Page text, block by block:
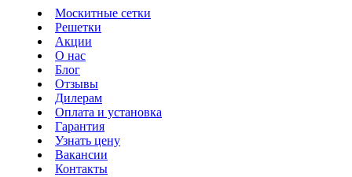
Москитные сетки
Решетки
Акции
О нас
Блог
Отзывы
Дилерам
Оплата и установка
Гарантия
Узнать цену
Вакансии
Контакты